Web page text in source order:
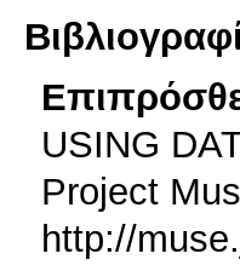
USING
Project
http://